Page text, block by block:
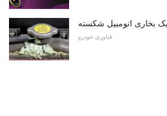
بخاری اتومبیل شکسته
فناوری خودرو